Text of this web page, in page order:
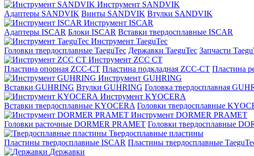
Инструмент SANDVIK
Адаптеры SANDVIK Винты SANDVIK Втулки SANDVIK
Инструмент ISCAR
Адаптеры ISCAR Блоки ISCAR Вставки твердосплавные ISCAR
Инструмент TaeguTec
Головки твердосплавные TaeguTec Державки TaeguTec Запчасти
Инструмент ZCС CT
Пластина опорная ZCC-CT Пластина подкладная ZCC-CT Пластина
Инструмент GUHRING
Вставки GUHRING Втулки GUHRING Головка твердосплавная
Инструмент KYOCERA
Вставки твердосплавные KYOCERA Головки твердосплавные
Инструмент DORMER PRAMET
Головки расточные DORMER PRAMET Головки твердосплавные
Твердосплавные пластины
Пластины твердосплавные ISCAR Пластины твердосплавные
Державки